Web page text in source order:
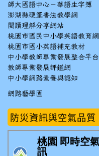
師大國語中心－華語生字簿
澎湖縣硬筆書法教學網
閱讀理解分享網站
桃園市國民中小學英語教育網
桃園市國小英語補充教材
中小學教師專業發展整合平台
教師專業發展評鑑網
中小學網路素養與認知
網路藝學園
防災資訊與空氣品質